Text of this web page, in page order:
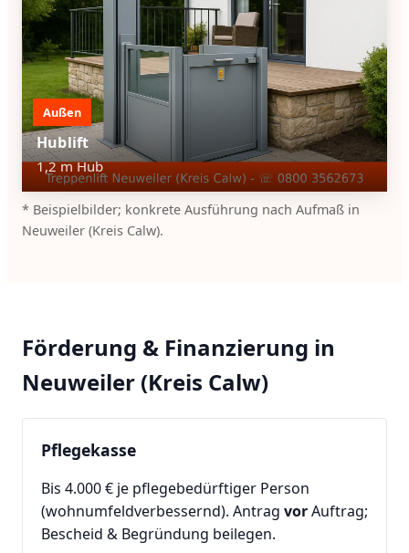
Außen
Hublift
1,2 m Hub
* Beispielbilder; konkrete Ausführung nach Aufmaß in
Neuweiler (Kreis Calw).
Förderung & Finanzierung in
Neuweiler (Kreis Calw)
Pflegekasse
Bis 4.000 € je pflegebedürftiger Person
(wohnumfeldverbessernd). Antrag vorAuftrag;
Bescheid & Begründung beilegen.